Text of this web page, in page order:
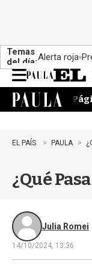
Temas
del día:Alerta roja
e
EL PAÍS PAULA
¿Qué
Julia Romei
14/10/2024, 13:36